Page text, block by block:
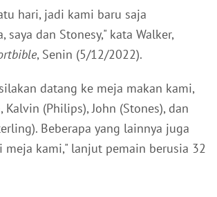
hari, jadi kami baru saja
saya dan Stonesy," kata Walker,
, Senin (5/12/2022).
datang ke meja makan kami,
Kalvin (Philips), John (Stones), dan
Beberapa yang lainnya juga
kami," lanjut pemain berusia 32